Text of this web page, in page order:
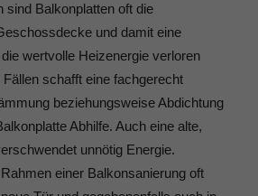
sind Balkonplatten oft die
und damit eine
wertvolle Heizenergie verloren
schafft eine fachgerecht
beziehungsweise Abdichtung
Abhilfe. Auch eine alte,
unnötig Energie.
einer Balkonsanierung oft